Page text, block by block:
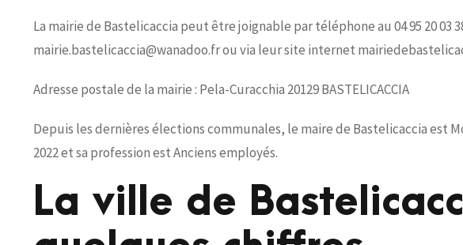
La mairie de Bastelicaccia peut être joignable par téléphone au 04 95 20 03
mairie.bastelicaccia@wanadoo.fr ou via leur site internet
Adresse postale de la mairie : Pela-Curacchia 20129 BASTELICACCIA
Depuis les dernières élections communales, le maire de Bastelicaccia est
2022 et sa profession est Anciens employés.
La ville de